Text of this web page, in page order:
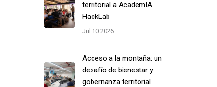
territorial a AcademIA
HackLab
Jul 10 2026
Acceso a la montaña: un
desafío de bienestar y
gobernanza territorial